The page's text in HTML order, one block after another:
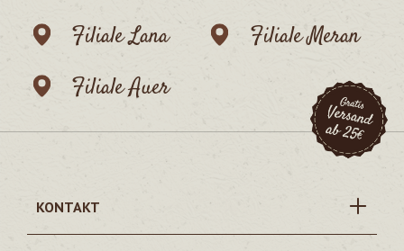
Filiale Lana
Filiale Meran
Filiale Auer
KONTAKT